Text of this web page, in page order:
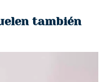
también